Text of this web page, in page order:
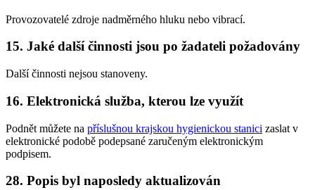
Provozovatelé zdroje nadměrného hluku nebo vibrací.
15. Jaké další činnosti jsou po žadateli požadovány
Další činnosti nejsou stanoveny.
16. Elektronická služba, kterou lze využít
Podnět můžete na příslušnou krajskou hygienickou stanici zaslat v
elektronické podobě podepsané zaručeným elektronickým
podpisem.
28. Popis byl naposledy aktualizován